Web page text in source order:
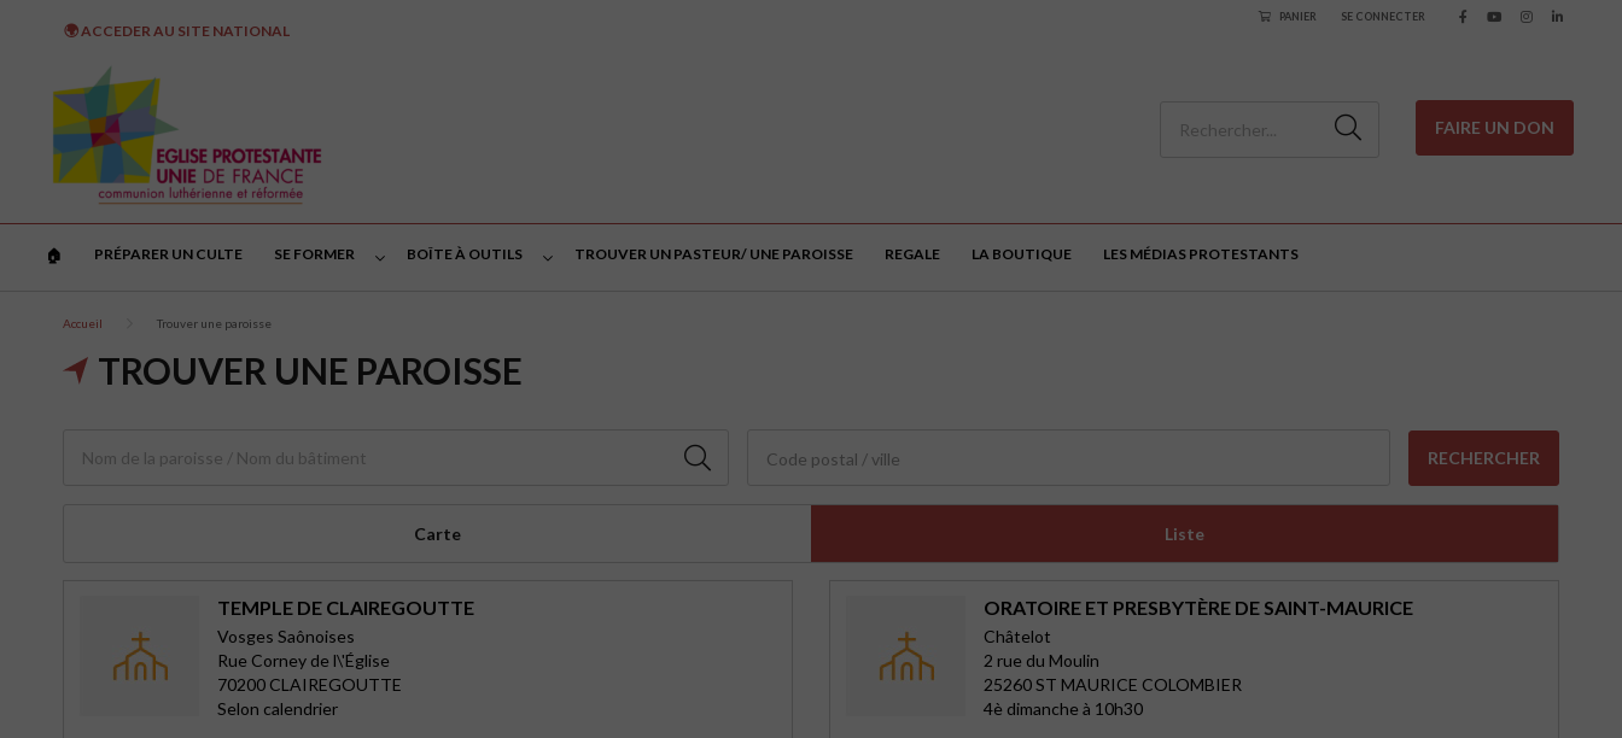
🌍 ACCEDER AU SITE NATIONAL
PANIER SE CONNECTER
FAIRE UN DON
🏠︎ PRÉPARER UN CULTE SE FORMER BOÎTE À OUTILS TROUVER UN PASTEUR/ UNE PAROISSE REGALE LA BOUTIQUE LES MÉDIAS PROTESTANTS
Accueil Trouver une paroisse
TROUVER UNE PAROISSE
Code postal / ville RECHERCHER
Carte Liste
TEMPLE DE CLAIREGOUTTE
Vosges Saônoises
Rue Corney de l\'Église
70200 CLAIREGOUTTE
Selon calendrier
ORATOIRE ET PRESBYTÈRE DE SAINT-MAURICE
Châtelot
2 rue du Moulin
25260 ST MAURICE COLOMBIER
4è dimanche à 10h30